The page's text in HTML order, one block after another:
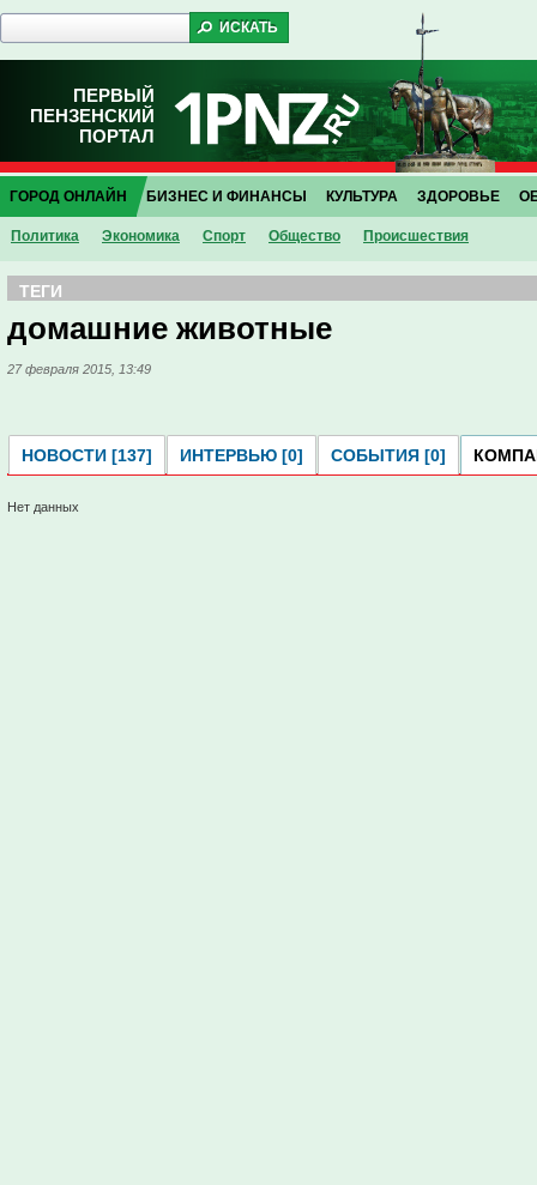
ПЕРВЫЙ
ПЕНЗЕНСКИЙ
ПОРТАЛ
ГОРОД ОНЛАЙН
Политика Экономика Спорт Общество Проиcшествия
БИЗНЕС И ФИНАНСЫ КУЛЬТУРА ЗДОРОВЬЕ
ТЕГИ
домашние животные
27 февраля 2015, 13:49
НОВОСТИ [137] ИНТЕРВЬЮ [0] СОБЫТИЯ [0]
Нет данных